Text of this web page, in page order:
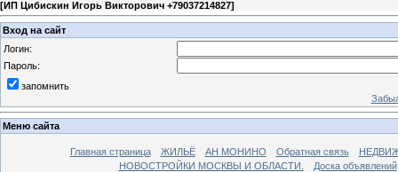
[ИП Цибискин Игорь Викторович +79037214827]
Вход на сайт
Логин:
Пароль:
запомнить
Меню сайта
Главная страница ЖИЛЬЁ АН МОНИНО Обратная связь
НОВОСТРОЙКИ МОСКВЫ И ОБЛАСТИ.
Доска объявлений